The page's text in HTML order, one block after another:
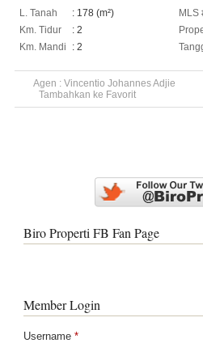
L. Tanah
: 178 (m²)
Km. Tidur
: 2
Km. Mandi
: 2
MLS
Agen : Vincentio Johannes Adjie
Tambahkan ke Favorit
Biro Properti FB Fan Page
Member Login
Username *